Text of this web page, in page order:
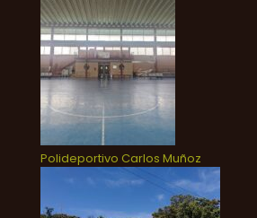
Polideportivo Carlos Muñoz